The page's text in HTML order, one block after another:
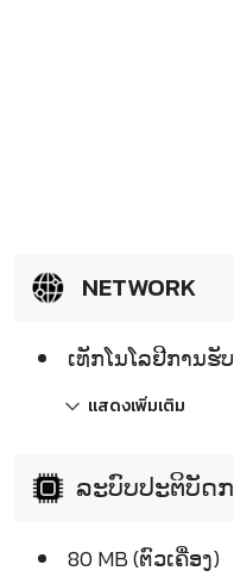
NETWORK
ເທັກໂນໂລຢີການຮັ
แสดงเพิ่มเติม
ລະບົບປະຕິບັດກ
80 MB (ຕົວເຄື່ອງ)